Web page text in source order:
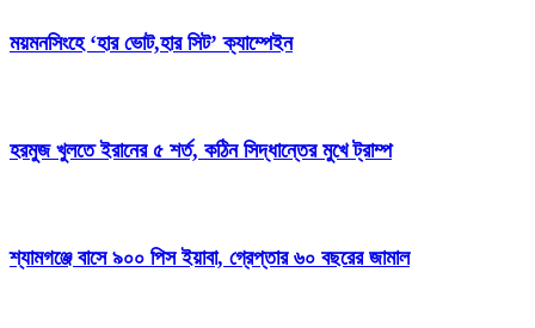
ময়মনসিংহে ‘হার ভোট,হার সিট’ ক্যাম্পেইন
হরমুজ খুলতে ইরানের ৫ শর্ত, কঠিন সিদ্ধান্তের মুখে ট্রাম্প
শ্যামগঞ্জে বাসে ৯০০ পিস ইয়াবা, গ্রেপ্তার ৬০ বছরের জামাল